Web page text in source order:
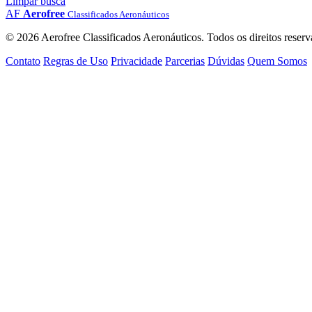
AF Aerofree Classificados Aeronáuticos
© 2026 Aerofree Classificados Aeronáuticos. Todos os direitos
Contato Regras de Uso Privacidade Parcerias Dúvidas Quem Somos